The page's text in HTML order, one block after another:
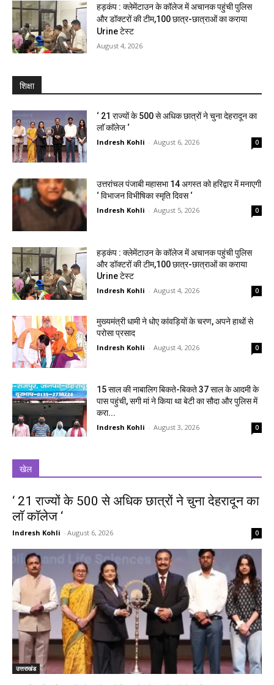
हड़कंप : क्लेमेंटाउन के कॉलेज में अचानक पहुंची पुलिस
और डॉक्टरों की टीम,100 छात्र-छात्राओं का कराया
Urine टेस्ट
August 4, 2026
शिक्षा
‘ 21 राज्यों के 500 से अधिक छात्रों ने चुना देहरादून का
लाॅ काॅलेज ‘
Indresh Kohli - August 6, 2026 0
उत्तरांचल पंजाबी महासभा 14 अगस्त को हरिद्वार में मनाएगी
‘ विभाजन विभीषिका स्मृति दिवस ‘
Indresh Kohli - August 5, 2026 0
हड़कंप : क्लेमेंटाउन के कॉलेज में अचानक पहुंची पुलिस
और डॉक्टरों की टीम,100 छात्र-छात्राओं का कराया
Urine टेस्ट
Indresh Kohli - August 4, 2026 0
मुख्यमंत्री धामी ने धोए कांवड़ियों के चरण, अपने हाथों से
परोसा प्रसाद
Indresh Kohli - August 4, 2026 0
15 साल की नाबालिग बिकते-बिकते 37 साल के आदमी के
पास पहुंची, सगी मां ने किया था बेटी का सौदा और पुलिस में
करा...
Indresh Kohli - August 3, 2026 0
खेल
‘ 21 राज्यों के 500 से अधिक छात्रों ने चुना देहरादून का
लाॅ काॅलेज ‘
Indresh Kohli - August 6, 2026 0
उत्तराखंड